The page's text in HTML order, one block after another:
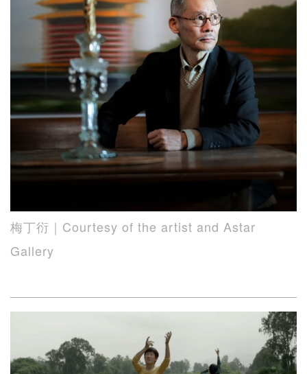
梅丁衍｜Courtesy of the artist and Astar
Gallery